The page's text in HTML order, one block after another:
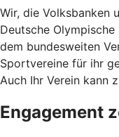
Wir, die Volksbanken
Deutsche
dem bundesweiten
Sportvereine für ihr
Auch Ihr Verein kann
Engagement